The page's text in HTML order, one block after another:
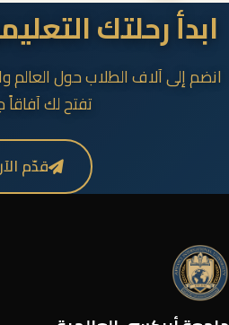
ابدأ رحلتك
انضم إلى آلاف الطلاب حول
تفتح لك آفاقاً
قدّم